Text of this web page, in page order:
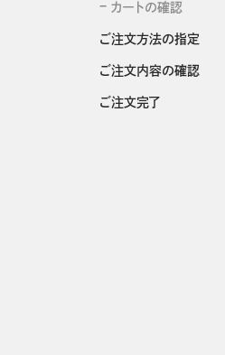
カートの確認
ご注文方法の指定
ご注文内容の確認
ご注文完了